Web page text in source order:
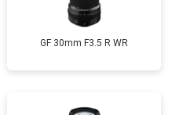
GF 30mm F3.5 R WR